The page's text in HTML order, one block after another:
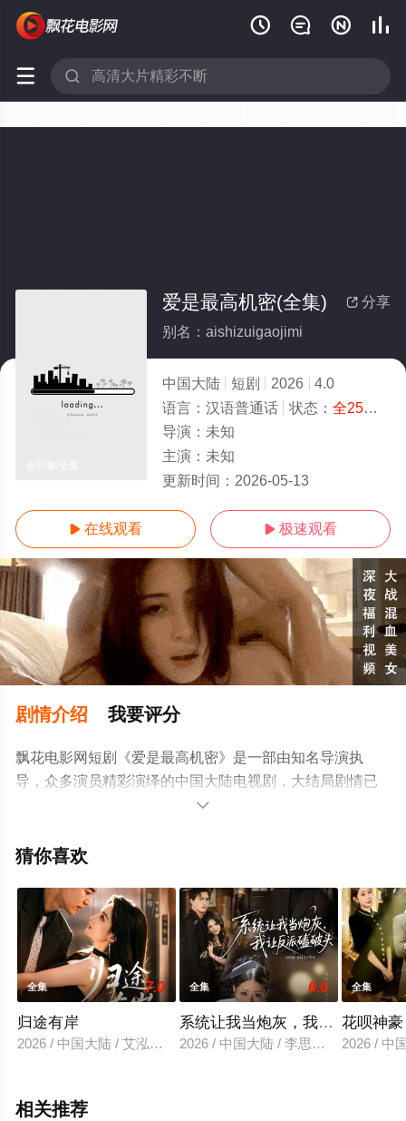
   
 
 分享
爱是最高机密(全集)
别名：aishizuigaojimi
中国大陆 短剧 2026
4.0
语言： 汉语普通话 状态： 全25集
导演： 未知
主演： 未知
更新时间： 2026-05-13
 在线观看  极速观看
剧情介绍 我要评分
飘花电影网短剧《爱是最高机密》是一部由知名导演执
导，众多演员精彩演绎的中国大陆电视剧，大结局剧情已
揭晓（全25集），手机免费观看高清无删减完整版电视剧
电视猫或剧情网等平台了解。

猜你喜欢
全集 7.0
归途有岸
2026 / 中国大陆 / 艾泓辰＆张晗
全集 6.0
系统让我当炮灰，我让反派磕破
2026 / 中国大陆 / 李思君＆顾子衿
全集
花呗神豪
2026 / 中
相关推荐